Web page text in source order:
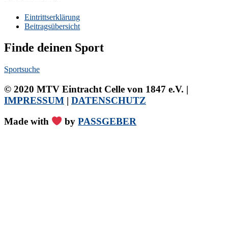
Eintrittserklärung
Beitragsübersicht
Finde deinen Sport
Sportsuche
© 2020 MTV Eintracht Celle von 1847 e.V. |
IMPRESSUM | DATENSCHUTZ
Made with
byPASSGEBER